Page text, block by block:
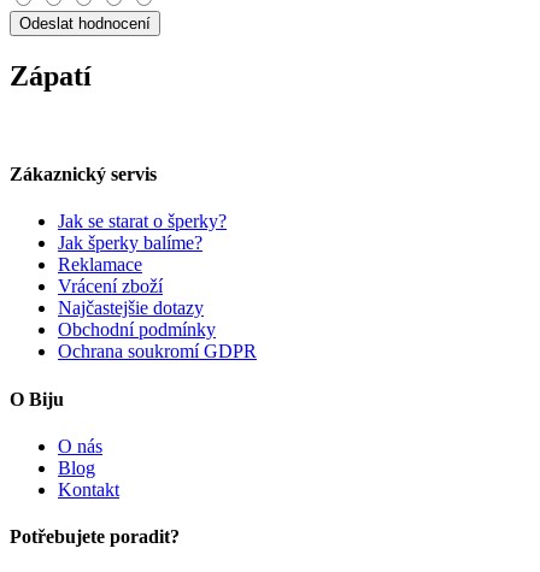
Odeslat hodnocení
Zápatí
Zákaznický servis
Jak se starat o šperky?
Jak šperky balíme?
Reklamace
Vrácení zboží
Najčastejšie dotazy
Obchodní podmínky
Ochrana soukromí GDPR
O Biju
O nás
Blog
Kontakt
Potřebujete poradit?